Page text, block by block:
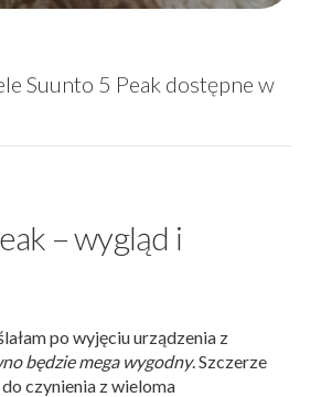
Suunto 5 Peak dostępne w
– wygląd i
po wyjęciu urządzenia z
będzie mega wygodny. Szczerze
czynienia z wieloma